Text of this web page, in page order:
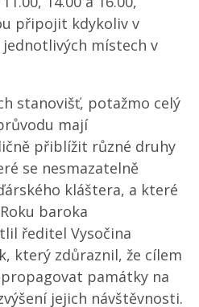
připojit kdykoliv v
jednotlivých místech v
stanovišť, potažmo celý
mají
přiblížit různé druhy
se nesmazatelně
kláštera, a které
baroka
ředitel Vysočina
který zdůraznil, že cílem
památky na
jejich návštěvnosti.